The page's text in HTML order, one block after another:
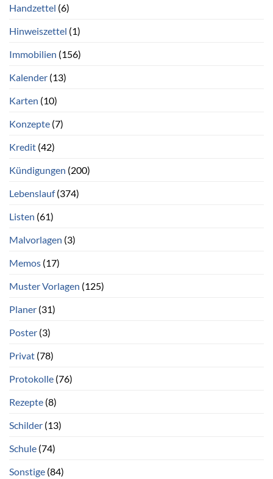
Handzettel (6)
Hinweiszettel (1)
Immobilien (156)
Kalender (13)
Karten (10)
Konzepte (7)
Kredit (42)
Kündigungen (200)
Lebenslauf(374)
Listen (61)
Malvorlagen (3)
Memos (17)
Muster Vorlagen (125)
Planer (31)
Poster (3)
Privat (78)
Protokolle (76)
Rezepte (8)
Schilder (13)
Schule (74)
Sonstige (84)